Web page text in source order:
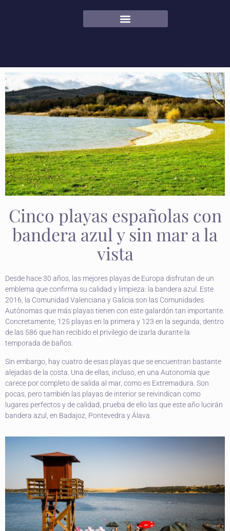
Cinco playas españolas con
bandera azul y sin mar a la
vista
Desde hace 30 años, las mejores playas de Europa disfrutan de un
emblema que confirma su calidad y limpieza: la bandera azul. Este
2016, la Comunidad Valenciana y Galicia son las Comunidades
Autónomas que más playas tienen con este galardón tan importante.
Concretamente, 125 playas en la primera y 123 en la segunda, dentro
de las 586 que han recibido el privilegio de izarla durante la
temporada de baños.
Sin embargo, hay cuatro de esas playas que se encuentran bastante
alejadas de la costa. Una de ellas, incluso, en una Autonomía que
carece por completo de salida al mar, como es Extremadura. Son
pocas, pero también las playas de interior se reivindican como
lugares perfectos y de calidad, prueba de ello las que este año lucirán
bandera azul, en Badajoz, Pontevedra y Álava.